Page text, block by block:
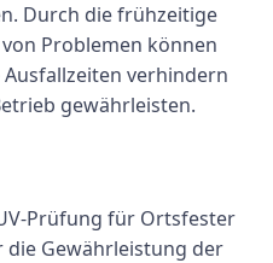
Durch die frühzeitige
Problemen können
verhindern
gewährleisten.
Prüfung für Ortsfester
die Gewährleistung der